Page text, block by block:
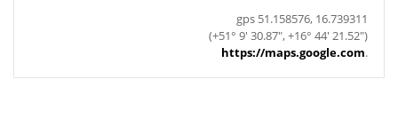
gps 51.158576, 16.739311
(+51° 9' 30.87", +16° 44' 21.52")
https://maps.google.com.